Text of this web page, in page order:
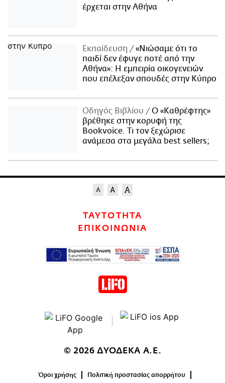
έρχεται στην Αθήνα
Εκπαίδευση
«Νιώσαμε ότι το
παιδί δεν έφυγε ποτέ από την
Αθήνα»: Η εμπειρία οικογενειών
που επέλεξαν σπουδές στην Κύπρο
Οδηγός Βιβλίου
Ο «Καθρέφτης»
βρέθηκε στην κορυφή της
Bookvoice. Τι τον ξεχώρισε
ανάμεσα στα μεγάλα best sellers;
ΤΑΥΤΟΤΗΤΑ
ΕΠΙΚΟΙΝΩΝΙΑ
© 2026 ΔΥΟΔΕΚΑ Α.Ε.
Όροι χρήσης
Πολιτική προστασίας απορρήτου